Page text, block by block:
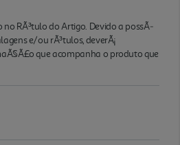
RÃ³tulo do Artigo. Devido a possÃ­
e/ou rÃ³tulos, deverÃ¡
que acompanha o produto que